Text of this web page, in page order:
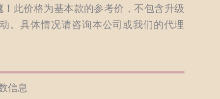
此价格为基本款的参考价，不包含升级
。具体情况请咨询本公司或我们的代理
信息